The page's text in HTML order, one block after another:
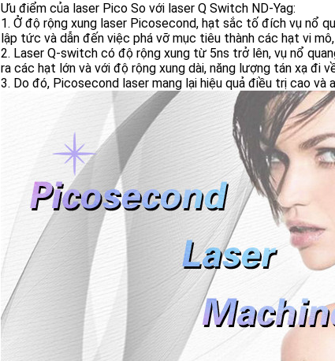
Ưu điểm của laser Pico So với laser Q Switch ND-Yag:
1. Ở độ rộng xung laser Picosecond, hạt sắc tố đích vụ nổ
lập tức và dẫn đến việc phá vỡ mục tiêu thành các hạt vi
2. Laser Q-switch có độ rộng xung từ 5ns trở lên, vụ nổ
ra các hạt lớn và với độ rộng xung dài, năng lượng tán xạ đi
3. Do đó, Picosecond laser mang lại hiệu quả điều trị cao và